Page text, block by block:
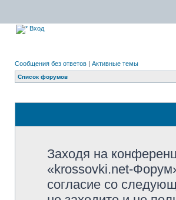
Вход
Сообщения без ответов | Активные темы
Список форумов
Заходя на
«krossovki.net-
согласие со